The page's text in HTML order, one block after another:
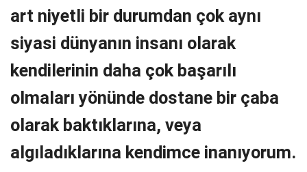
art niyetli bir durumdan çok aynı
siyasi dünyanın insanı olarak
kendilerinin daha çok başarılı
olmaları yönünde dostane bir çaba
olarak baktıklarına, veya
algıladıklarına kendimce inanıyorum.